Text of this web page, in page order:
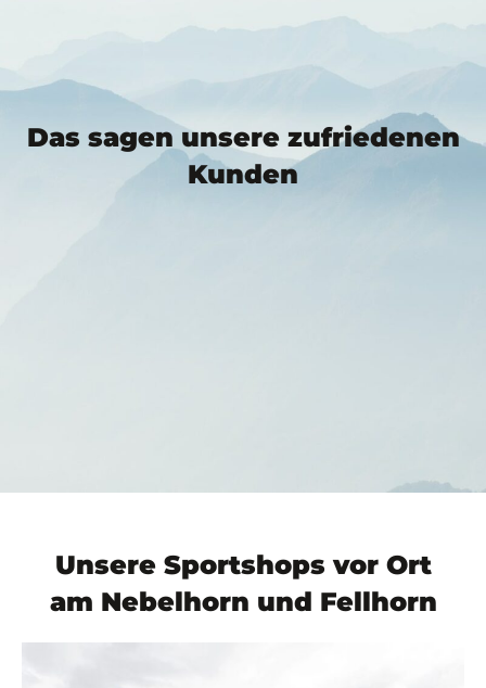
Das sagen unsere zufriedenen
Kunden
Unsere Sportshops vor Ort
am Nebelhorn und Fellhorn